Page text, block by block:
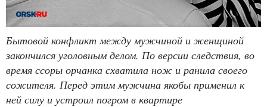
Бытовой конфликт между мужчиной и женщиной
закончился уголовным делом. По версии следствия, во
время ссоры орчанка схватила нож и ранила своего
сожителя. Перед этим мужчина якобы применил к
ней силу и устроил погром в квартире